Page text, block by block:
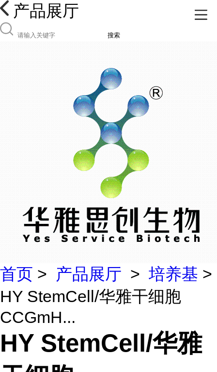
产品展厅
搜索
首页 > 产品展厅 > 培养基 >
HY StemCell/华雅干细胞
CCGmH...
HY StemCell/华雅